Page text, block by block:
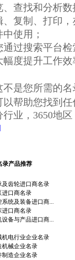
、查找和分析数
、复制、打印
使用；
通过搜索平台
幅度提升工作效
不是您所需的
以帮助您找到
行业，3650地
录产品推荐
及齿轮进口商名录
进口商名录
系统及装备进口商...
进口商名录
设备与产品进口商...
机电行业企业名录
机械企业名录
制造企业名录